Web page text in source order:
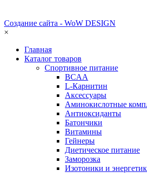
Создание сайта - WoW DESIGN
×
Главная
Каталог товаров
Спортивное питание
BCAA
L-Карнитин
Аксессуары
Аминокислотные
Антиоксиданты
Батончики
Витамины
Гейнеры
Диетическое питание
Заморозка
Изотоники и